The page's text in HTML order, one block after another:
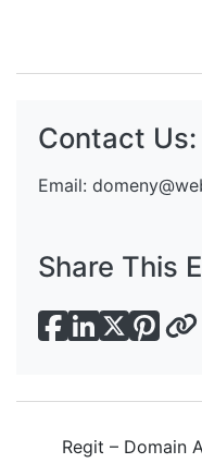
Contact Us:
Email:
Share This
Regit – Domain